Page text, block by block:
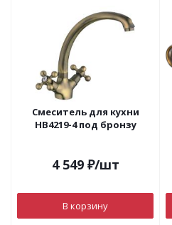
Смеситель для кухни
НВ4219-4 под бронзу
4 549₽/шт
В корзину